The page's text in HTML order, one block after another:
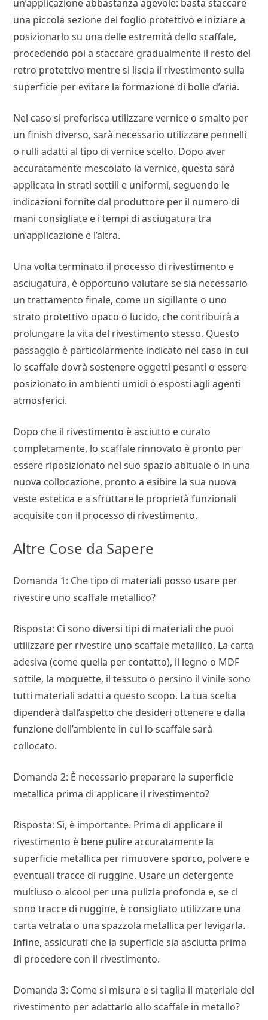
un’applicazione abbastanza agevole: basta staccare
una piccola sezione del foglio protettivo e iniziare a
posizionarlo su una delle estremità dello scaffale,
procedendo poi a staccare gradualmente il resto del
retro protettivo mentre si liscia il rivestimento sulla
superficie per evitare la formazione di bolle d’aria.
Nel caso si preferisca utilizzare vernice o smalto per
un finish diverso, sarà necessario utilizzare pennelli
o rulli adatti al tipo di vernice scelto. Dopo aver
accuratamente mescolato la vernice, questa sarà
applicata in strati sottili e uniformi, seguendo le
indicazioni fornite dal produttore per il numero di
mani consigliate e i tempi di asciugatura tra
un’applicazione e l’altra.
Una volta terminato il processo di rivestimento e
asciugatura, è opportuno valutare se sia necessario
un trattamento finale, come un sigillante o uno
strato protettivo opaco o lucido, che contribuirà a
prolungare la vita del rivestimento stesso. Questo
passaggio è particolarmente indicato nel caso in cui
lo scaffale dovrà sostenere oggetti pesanti o essere
posizionato in ambienti umidi o esposti agli agenti
atmosferici.
Dopo che il rivestimento è asciutto e curato
completamente, lo scaffale rinnovato è pronto per
essere riposizionato nel suo spazio abituale o in una
nuova collocazione, pronto a esibire la sua nuova
veste estetica e a sfruttare le proprietà funzionali
acquisite con il processo di rivestimento.
Altre Cose da Sapere
Domanda 1: Che tipo di materiali posso usare per
rivestire uno scaffale metallico?
Risposta: Ci sono diversi tipi di materiali che puoi
utilizzare per rivestire uno scaffale metallico. La carta
adesiva (come quella per contatto), il legno o MDF
sottile, la moquette, il tessuto o persino il vinile sono
tutti materiali adatti a questo scopo. La tua scelta
dipenderà dall’aspetto che desideri ottenere e dalla
funzione dell’ambiente in cui lo scaffale sarà
collocato.
Domanda 2: È necessario preparare la superficie
metallica prima di applicare il rivestimento?
Risposta: Sì, è importante. Prima di applicare il
rivestimento è bene pulire accuratamente la
superficie metallica per rimuovere sporco, polvere e
eventuali tracce di ruggine. Usare un detergente
multiuso o alcool per una pulizia profonda e, se ci
sono tracce di ruggine, è consigliato utilizzare una
carta vetrata o una spazzola metallica per levigarla.
Infine, assicurati che la superficie sia asciutta prima
di procedere con il rivestimento.
Domanda 3: Come si misura e si taglia il materiale del
rivestimento per adattarlo allo scaffale in metallo?